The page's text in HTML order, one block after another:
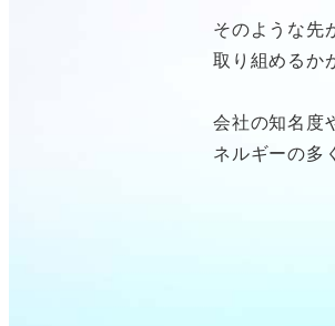
そのような先
取り組めるか
会社の知名度
ネルギーの多